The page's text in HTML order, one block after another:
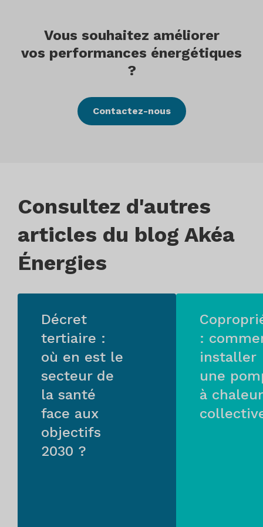
Vous souhaitez améliorer
vos performances énergétiques
?
Contactez-nous
Consultez d'autres
articles du blog Akéa
Énergies
Décret
tertiaire :
où en est le
secteur de
la santé
face aux
objectifs
2030 ?
:
installer
une
à chaleur